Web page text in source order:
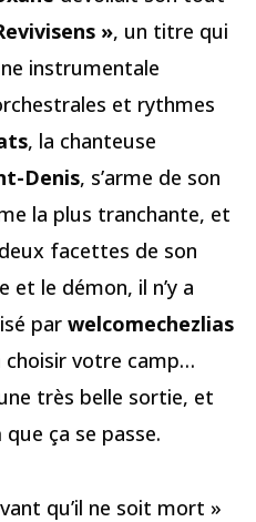
», un titre qui
instrumentale
et rythmes
, la chanteuse
Denis, s’arme de son
la plus tranchante, et
facettes de son
et le démon, il n’y a
par welcomechezlias
votre camp…
très belle sortie, et
que ça se passe.
qu’il ne soit mort »